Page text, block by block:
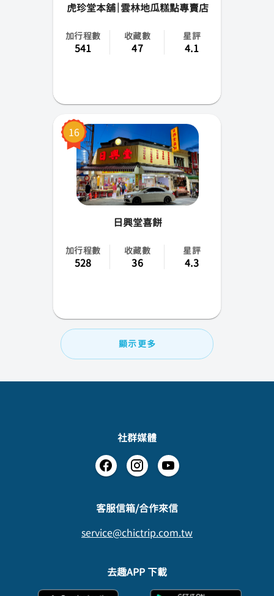
虎珍堂本舖｜雲林地瓜糕點專賣店
加行程數
541
收藏數
47
星評
4.1
16
日興堂喜餅
加行程數
528
收藏數
36
星評
4.3
顯示更多
社群媒體
​客服信箱/合作來信
service@chictrip.com.tw
去趣APP 下載